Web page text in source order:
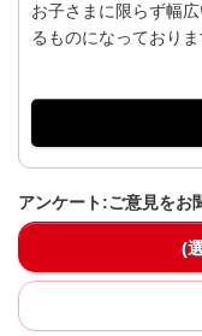
お子さまに限らず幅
るものになっており
アンケート:ご意見をお
(